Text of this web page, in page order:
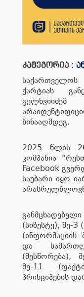
კატეგორია :
ქარტიას
წინააღმდეგ.
2025 წლის 26
კომპანია
Facebook
საუბარი იყო
(სიზუსტე), მე-
(ინფორმაციის
და
(შესწორება),
მე-11
პრინციპების